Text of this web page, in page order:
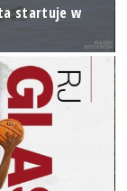
startuje w